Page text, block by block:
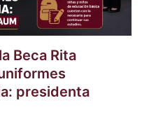
Beca Rita
presidenta